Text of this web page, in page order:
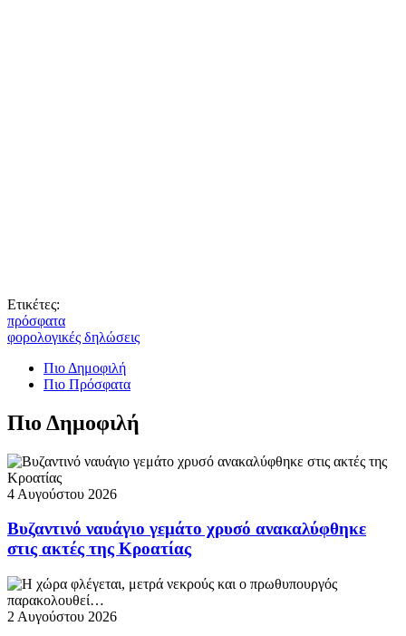
Ετικέτες:
πρόσφατα
φορολογικές δηλώσεις
Πιο Δημοφιλή
Πιο Πρόσφατα
Πιο Δημοφιλή
4 Αυγούστου 2026
Βυζαντινό ναυάγιο γεμάτο χρυσό ανακαλύφθηκε
στις ακτές της Κροατίας
2 Αυγούστου 2026